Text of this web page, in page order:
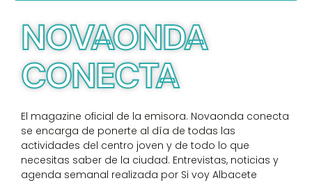
NOVAONDA
CONECTA
El magazine oficial de la emisora. Novaonda conecta
se encarga de ponerte al día de todas las
actividades del centro joven y de todo lo que
necesitas saber de la ciudad. Entrevistas, noticias y
agenda semanal realizada por Si voy Albacete